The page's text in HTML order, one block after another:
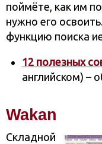
поймёте, как им
нужно его
функцию поиска
12 полезных
английском) –
Wakan
Складной